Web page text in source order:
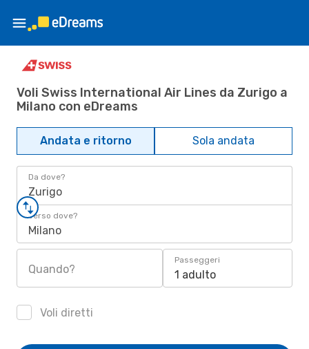
Voli Swiss International Air Lines da Zurigo a
Milano con eDreams
Andata e ritorno Sola andata
Da dove?
Zurigo
Verso dove?
Milano
Quando?
Passeggeri
1 adulto
Voli diretti